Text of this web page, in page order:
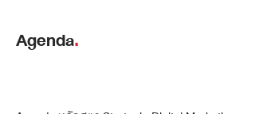
Agenda.